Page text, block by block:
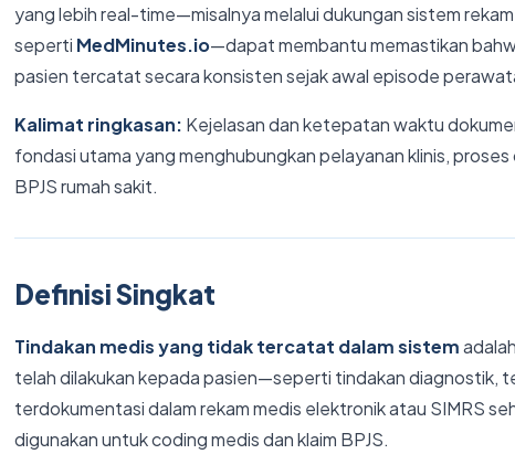
yang lebih real-time—misalnya melalui dukungan sistem
seperti MedMinutes.io—dapat membantu memastikan
pasien tercatat secara konsisten sejak awal episode
Kalimat ringkasan: Kejelasan dan ketepatan waktu
fondasi utama yang menghubungkan pelayanan klinis,
BPJS rumah sakit.
Definisi Singkat
Tindakan medis yang tidak tercatat dalam sistem
telah dilakukan kepada pasien—seperti tindakan diagnostik,
terdokumentasi dalam rekam medis elektronik atau SIMRS
digunakan untuk coding medis dan klaim BPJS.